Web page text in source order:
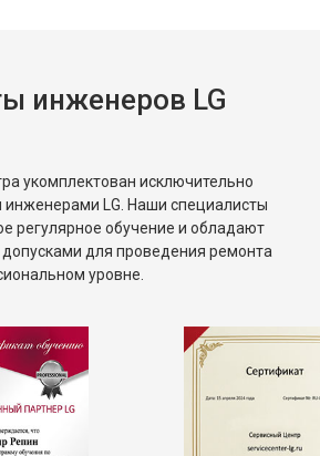
инженеров LG
укомплектован исключительно
LG. Наши специалисты
регулярное обучение и обладают
для проведения ремонта
уровне.